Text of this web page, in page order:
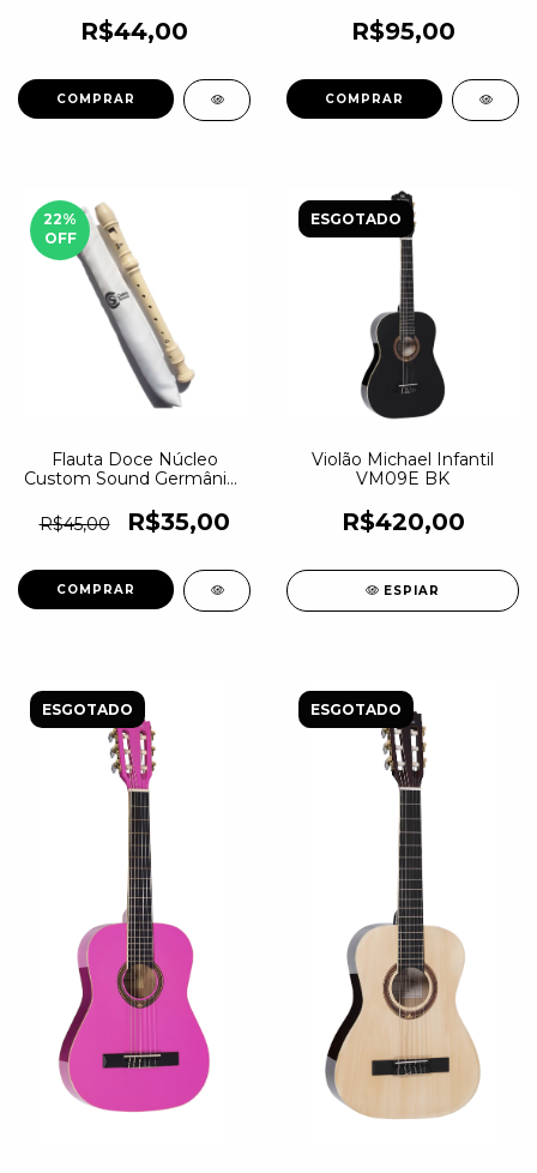
R$44,00 R$95,00
22%
OFF
Flauta Doce Núcleo
Custom Sound Germânica
R$45,00
R$35,00
ESGOTADO
Violão Michael Infantil
VM09E BK
R$420,00
ESPIAR
ESGOTADO ESGOTADO